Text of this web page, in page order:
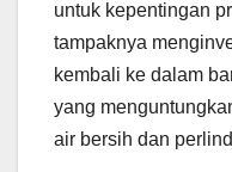
untuk kepentingan
tampaknya
kembali ke dalam
yang
air bersih dan